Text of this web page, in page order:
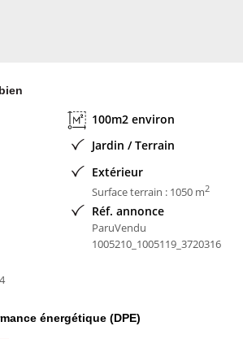
100m2 environ
Jardin / Terrain
Extérieur
Surface terrain : 1050 m2
Réf. annonce
ParuVendu
1005210_1005119_3720316
énergétique (DPE)